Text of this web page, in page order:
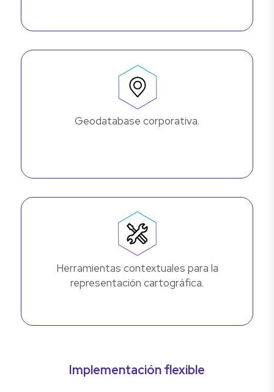
Geodatabase corporativa.
Herramientas contextuales para la
representación cartográfica.
Implementación flexible